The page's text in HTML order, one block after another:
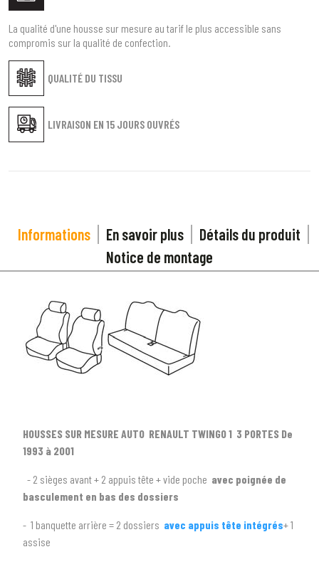
SÉLECTIONNEZ LE TYPE DE VOTRE VÉHICULE
QUALITÉ DU TISSU
LIVRAISON EN 15 JOURS OUVRÉS
La qualité d'une housse sur mesure au tarif le plus accessible sans
compromis sur la qualité de confection.
Informations En savoir plus
Détails du produit
Notice de montage
HOUSSES SUR MESURE AUTO RENAULT TWINGO 1 3 PORTES De
1993 à 2001
- 2 sièges avant + 2 appuis tête + vide poche avec poignée de
basculement en bas des dossiers
- 1 banquette arrière = 2 dossiers avec appuis tête intégrés+ 1
assise